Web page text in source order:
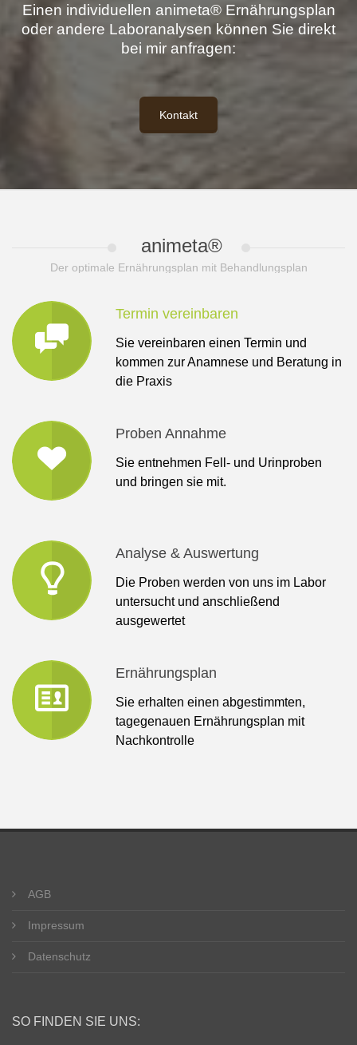
Einen individuellen animeta® Ernährungsplan
oder andere Laboranalysen können Sie direkt
bei mir anfragen:
Kontakt
animeta®
Der optimale Ernährungsplan mit Behandlungsplan
Termin vereinbaren
Sie vereinbaren einen Termin und
kommen zur Anamnese und Beratung in
die Praxis
Proben Annahme
Sie entnehmen Fell- und Urinproben
und bringen sie mit.
Analyse & Auswertung
Die Proben werden von uns im Labor
untersucht und anschließend
ausgewertet
Ernährungsplan
Sie erhalten einen abgestimmten,
tagegenauen Ernährungsplan mit
Nachkontrolle
AGB
Impressum
Datenschutz
SO FINDEN SIE UNS: